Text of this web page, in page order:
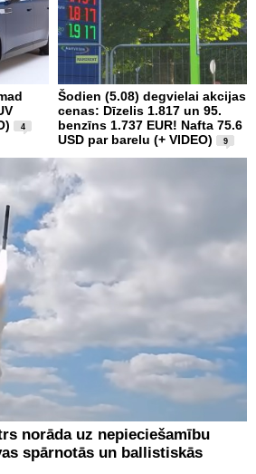
4
Šodien (5.08) degvielai akcijas
cenas: Dīzelis 1.817 un 95.
benzīns 1.737 EUR! Nafta 75.6
USD par barelu (+ VIDEO)
9
norāda uz nepieciešamību
spārnotās un ballistiskās